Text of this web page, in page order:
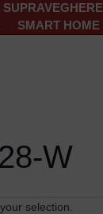
SMART HOME
W
selection.